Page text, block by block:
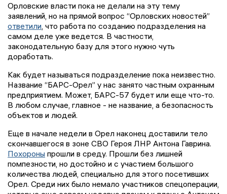
Орловские власти пока не делали на эту тему
заявлений, но на прямой вопрос “Орловских новостей”
ответили, что работа по созданию подразделения на
самом деле уже ведется. В частности,
законодательную базу для этого нужно чуть
доработать.
Как будет называться подразделение пока неизвестно.
Название “БАРС-Орел” у нас занято частным охранным
предприятием. Может, БАРС-57 будет или еще что-то.
В любом случае, главное - не название, а безопасность
объектов и людей.
Еще в начале недели в Орел наконец доставили тело
скончавшегося в зоне СВО Героя ЛНР Антона Гаврина.
Похороны прошли в среду. Прошли без лишней
помпезности, но достойно и с участием большого
количества людей, специально для этого посетивших
Орел. Среди них было немало участников спецоперации,